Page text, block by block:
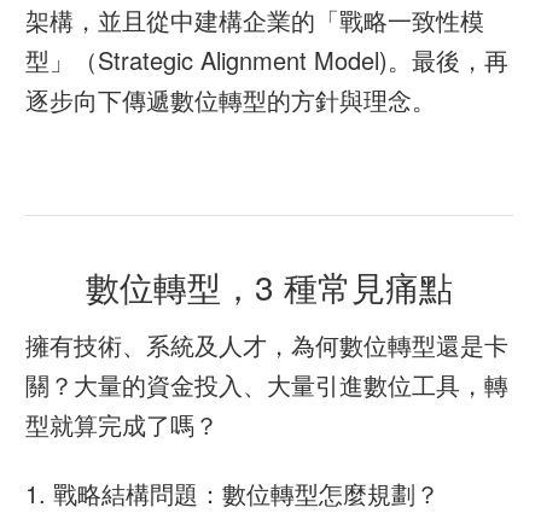
架構，並且從中建構企業的「戰略一致性模
型」（Strategic Alignment Model)。最後，再
逐步向下傳遞數位轉型的方針與理念。
數位轉型，3 種常見痛點
擁有技術、系統及人才，為何數位轉型還是卡
關？大量的資金投入、大量引進數位工具，轉
型就算完成了嗎？
1. 戰略結構問題：數位轉型怎麼規劃？